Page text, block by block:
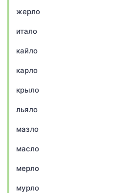
жерло
итало
кайло
карло
крыло
льяло
мазло
масло
мерло
мурло